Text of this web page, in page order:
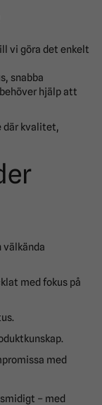
vi göra det enkelt
snabba
hjälp att
där kvalitet,
med fokus på
med
– med